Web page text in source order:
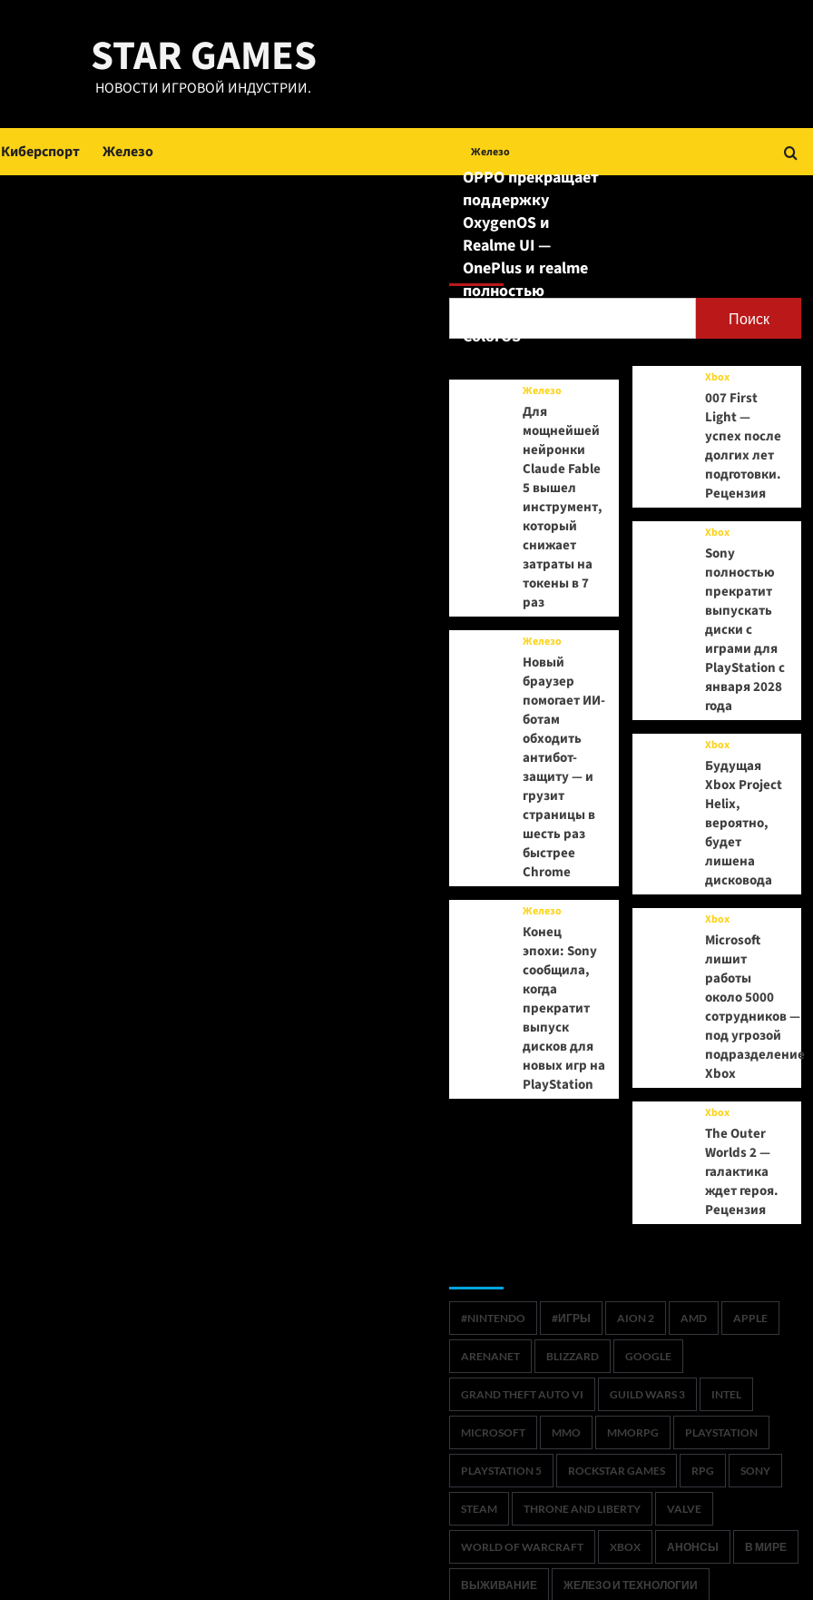
STAR GAMES
НОВОСТИ ИГРОВОЙ ИНДУСТРИИ.
Киберспорт Железо
Поиск
Поиск
Железо
OPPO прекращает
поддержку
OxygenOS и
Realme UI —
OnePlus и realme
полностью
ColorOS
Железо
Для
мощнейшей
нейронки
Claude Fable
5 вышел
инструмент,
который
снижает
затраты на
токены в 7
раз
Железо
Новый
браузер
помогает ИИ-
ботам
обходить
антибот-
защиту — и
грузит
страницы в
шесть раз
быстрее
Chrome
Железо
Конец
эпохи: Sony
сообщила,
когда
прекратит
выпуск
дисков для
новых игр на
PlayStation
Xbox
007 First
Light —
успех после
долгих лет
подготовки.
Рецензия
Xbox
Sony
полностью
прекратит
выпускать
диски с
играми для
PlayStation с
января 2028
года
Xbox
Будущая
Xbox Project
Helix,
вероятно,
будет
лишена
дисковода
Xbox
Microsoft
лишит
работы
около 5000
сотрудников —
под угрозой
подразделение
Xbox
Xbox
The Outer
Worlds 2 —
галактика
ждет героя.
Рецензия
#NINTENDO #ИГРЫ AION 2 AMD APPLE
ARENANET BLIZZARD GOOGLE
GRAND THEFT AUTO VI GUILD WARS 3 INTEL
MICROSOFT MMO MMORPG PLAYSTATION
PLAYSTATION 5 ROCKSTAR GAMES RPG SONY
STEAM THRONE AND LIBERTY VALVE
WORLD OF WARCRAFT XBOX АНОНСЫ В МИРЕ
ВЫЖИВАНИЕ ЖЕЛЕЗО И ТЕХНОЛОГИИ